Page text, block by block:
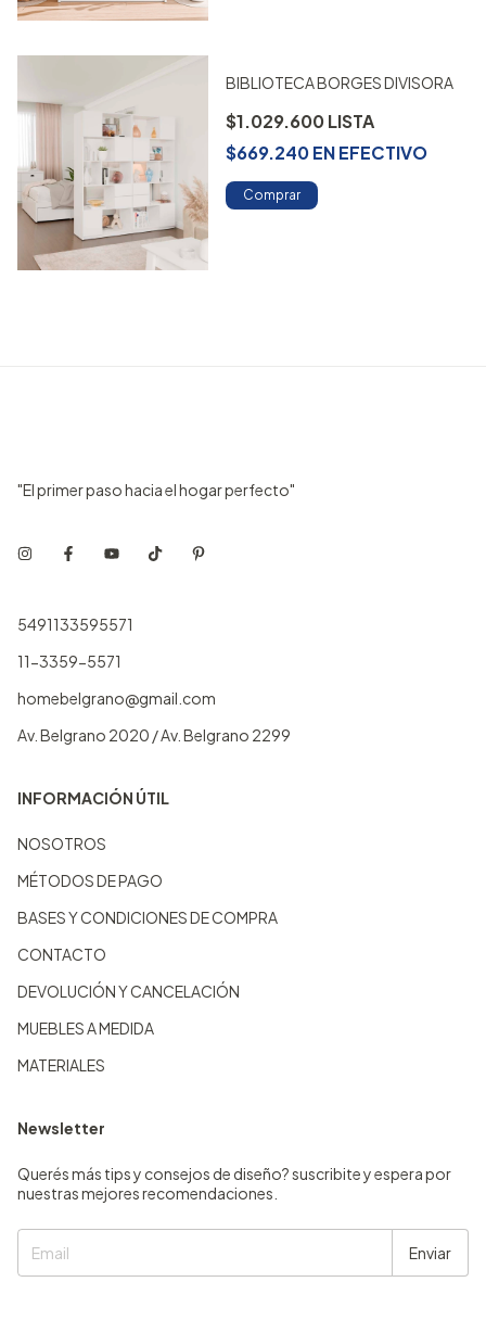
BIBLIOTECA BORGES DIVISORA
$1.029.600
$669.240ENEFECTIVO
Comprar
"El primer paso hacia el hogar perfecto"
5491133595571
11-3359-5571
homebelgrano@gmail.com
Av. Belgrano 2020 / Av. Belgrano 2299
INFORMACIÓN ÚTIL
NOSOTROS
MÉTODOS DE PAGO
BASES Y CONDICIONES DE COMPRA
CONTACTO
DEVOLUCIÓN Y CANCELACIÓN
MUEBLES A MEDIDA
MATERIALES
Newsletter
Querés más tips y consejos de diseño? suscribite y espera por
nuestras mejores recomendaciones.